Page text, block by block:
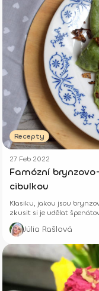
Recepty
27 Feb 2022
Famózní
cibulkou
Klasiku, jakou jsou
zkusit si je udělat
jídle.
Júlia Rašlová